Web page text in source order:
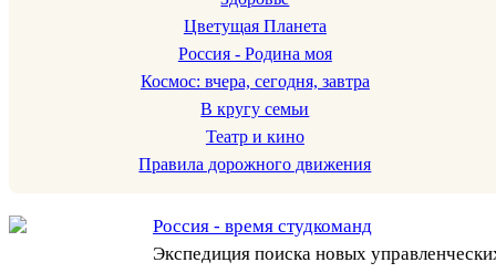
Цветущая Планета
Россия - Родина моя
Космос: вчера, сегодня, завтра
В кругу семьи
Театр и кино
Правила дорожного движения
Россия - время студкоманд
Экспедиция поиска новых